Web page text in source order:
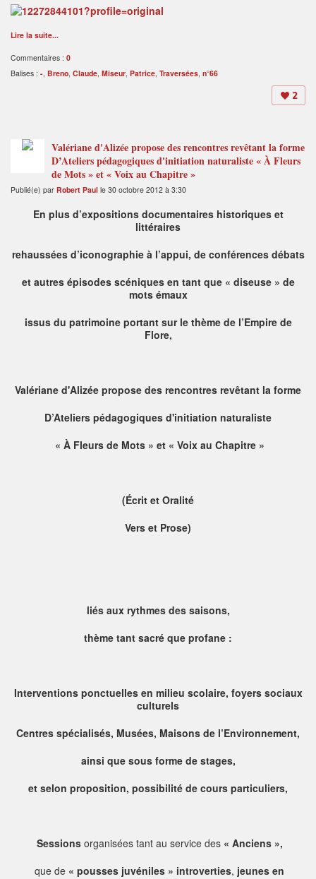
Lire la suite...
Commentaires : 0
Balises : -, Breno, Claude, Miseur, Patrice, Traversées, n°66
2
Valériane d'Alizée propose des rencontres revêtant la forme
D’Ateliers pédagogiques d'initiation naturaliste « À Fleurs
de Mots » et « Voix au Chapitre »
Publié(e) par Robert Paul le 30 octobre 2012 à 3:30
En plus d’expositions documentaires historiques et
littéraires
rehaussées d’iconographie à l’appui, de conférences débats
et autres épisodes scéniques en tant que « diseuse » de
mots émaux
issus du patrimoine portant sur le thème de l’Empire de
Flore,
Valériane d'Alizée propose des rencontres revêtant la forme
D’Ateliers pédagogiques d'initiation naturaliste
« À Fleurs de Mots » et « Voix au Chapitre »
(Écrit et Oralité
Vers et Prose)
liés aux rythmes des saisons,
thème tant sacré que profane :
Interventions ponctuelles en milieu scolaire, foyers sociaux
culturels
Centres spécialisés, Musées, Maisons de l’Environnement,
ainsi que sous forme de stages,
et selon proposition, possibilité de cours particuliers,
Sessionsorganisées tant au service des « Anciens »,
que de « pousses juvéniles » introverties, jeunes en